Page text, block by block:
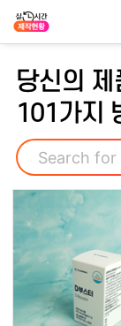
당신의
101가지